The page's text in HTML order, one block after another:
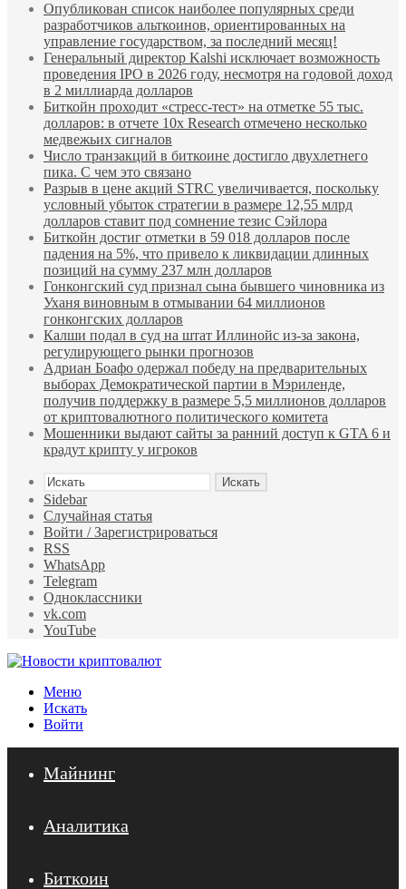
Опубликован список наиболее популярных среди
разработчиков альткоинов, ориентированных на
управление государством, за последний месяц!
Генеральный директор Kalshi исключает возможность
проведения IPO в 2026 году, несмотря на годовой доход
в 2 миллиарда долларов
Биткойн проходит «стресс-тест» на отметке 55 тыс.
долларов: в отчете 10x Research отмечено несколько
медвежьих сигналов
Число транзакций в биткоине достигло двухлетнего
пика. С чем это связано
Разрыв в цене акций STRC увеличивается, поскольку
условный убыток стратегии в размере 12,55 млрд
долларов ставит под сомнение тезис Сэйлора
Биткойн достиг отметки в 59 018 долларов после
падения на 5%, что привело к ликвидации длинных
позиций на сумму 237 млн долларов
Гонконгский суд признал сына бывшего чиновника из
Уханя виновным в отмывании 64 миллионов
гонконгских долларов
Калши подал в суд на штат Иллинойс из-за закона,
регулирующего рынки прогнозов
Адриан Боафо одержал победу на предварительных
выборах Демократической партии в Мэриленде,
получив поддержку в размере 5,5 миллионов долларов
от криптовалютного политического комитета
Мошенники выдают сайты за ранний доступ к GTA 6 и
крадут крипту у игроков
Искать
Sidebar
Случайная статья
Войти / Зарегистрироваться
RSS
WhatsApp
Telegram
Одноклассники
vk.com
YouTube
Меню
Искать
Войти
Майнинг
Аналитика
Биткоин